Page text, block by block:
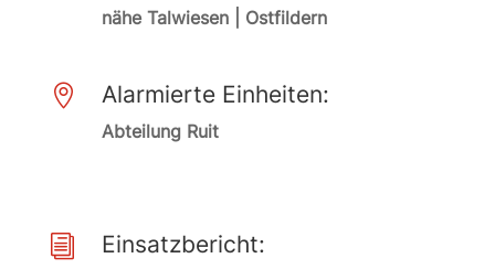
nähe Talwiesen | Ostfildern
 Alarmierte Einheiten:
Abteilung Ruit
i Einsatzbericht: